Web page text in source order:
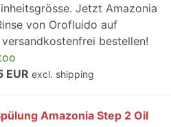
Jetzt Amazonia
von Orofluido auf
bestellen!
EUR excl. shipping
Amazonia Step 2 Oil